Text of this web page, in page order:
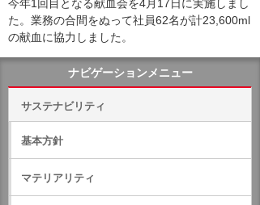
今年1回目となる献血会を4月17日に実施しまし
た。業務の合間をぬって社員62名が計23,600ml
の献血に協力しました。
ナビゲーションメニュー
サステナビリティ
基本方針
マテリアリティ